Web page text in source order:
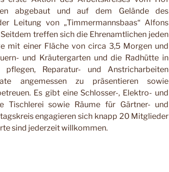
abgebaut und auf dem Gelände des
Leitung von „Timmermannsbaas“ Alfons
treffen sich die Ehrenamtlichen jeden
mit einer Fläche von circa 3,5 Morgen und
und Kräutergarten und die Radhütte in
Reparatur- und Anstricharbeiten
angemessen zu präsentieren sowie
Es gibt eine Schlosser-, Elektro- und
Tischlerei sowie Räume für Gärtner- und
engagieren sich knapp 20 Mitglieder
sind jederzeit willkommen.